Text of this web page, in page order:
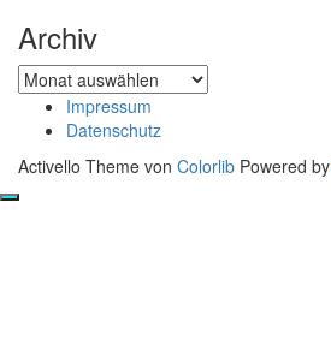
Archiv
Archiv
Impressum
Datenschutz
Activello Theme von Colorlib Powered by